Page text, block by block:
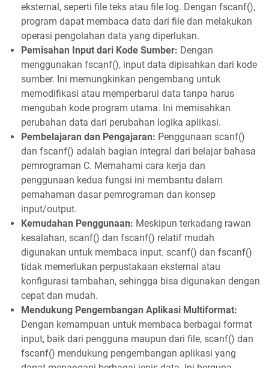
eksternal, seperti file teks atau file log. Dengan fscanf(),
program dapat membaca data dari file dan melakukan
operasi pengolahan data yang diperlukan.
Pemisahan Input dari Kode Sumber: Dengan
menggunakan fscanf(), input data dipisahkan dari kode
sumber. Ini memungkinkan pengembang untuk
memodifikasi atau memperbarui data tanpa harus
mengubah kode program utama. Ini memisahkan
perubahan data dari perubahan logika aplikasi.
Pembelajaran dan Pengajaran: Penggunaan scanf()
dan fscanf() adalah bagian integral dari belajar bahasa
pemrograman C. Memahami cara kerja dan
penggunaan kedua fungsi ini membantu dalam
pemahaman dasar pemrograman dan konsep
input/output.
Kemudahan Penggunaan: Meskipun terkadang rawan
kesalahan, scanf() dan fscanf() relatif mudah
digunakan untuk membaca input. scanf() dan fscanf()
tidak memerlukan perpustakaan eksternal atau
konfigurasi tambahan, sehingga bisa digunakan dengan
cepat dan mudah.
Mendukung Pengembangan Aplikasi Multiformat:
Dengan kemampuan untuk membaca berbagai format
input, baik dari pengguna maupun dari file, scanf() dan
fscanf() mendukung pengembangan aplikasi yang